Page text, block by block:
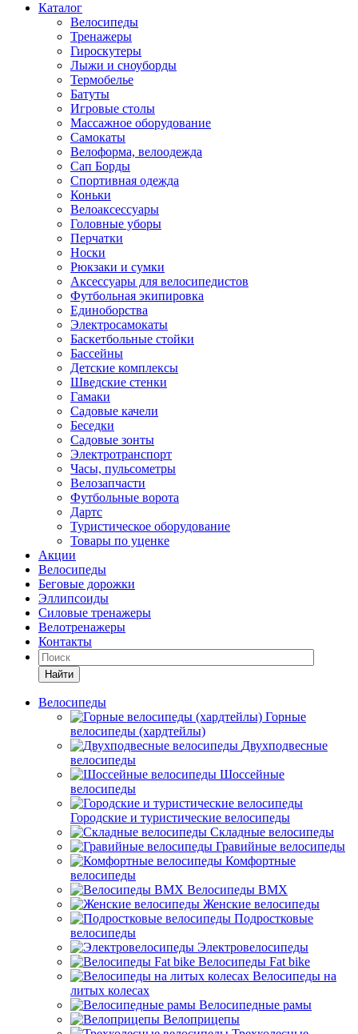
Каталог
Велосипеды
Тренажеры
Гироскутеры
Лыжи и сноуборды
Термобелье
Батуты
Игровые столы
Массажное оборудование
Самокаты
Велоформа, велоодежда
Сап Борды
Спортивная одежда
Коньки
Велоаксессуары
Головные уборы
Перчатки
Носки
Рюкзаки и сумки
Аксессуары для велосипедистов
Футбольная экипировка
Единоборства
Электросамокаты
Баскетбольные стойки
Бассейны
Детские комплексы
Шведские стенки
Гамаки
Садовые качели
Беседки
Садовые зонты
Электротранспорт
Часы, пульсометры
Велозапчасти
Футбольные ворота
Дартс
Туристическое оборудование
Товары по уценке
Акции
Велосипеды
Беговые дорожки
Эллипсоиды
Силовые тренажеры
Велотренажеры
Контакты
Найти
Велосипеды
Горные
велосипеды (хардтейлы)
Двухподвесные
велосипеды
Шоссейные
велосипеды
Городские и туристические велосипеды
Складные велосипеды
Гравийные велосипеды
Комфортные
велосипеды
Велосипеды BMX
Женские велосипеды
Подростковые
велосипеды
Электровелосипеды
Велосипеды Fat bike
Велосипеды на
литых колесах
Велосипедные рамы
Велоприцепы